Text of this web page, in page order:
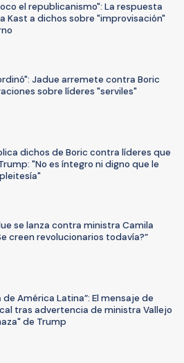
el republicanismo": La respuesta
Kast a dichos sobre "improvisación"
Jadue arremete contra Boric
sobre líderes "serviles"
dichos de Boric contra líderes que
"No es íntegro ni digno que le
se lanza contra ministra Camila
creen revolucionarios todavía?”
de América Latina”: El mensaje de
tras advertencia de ministra Vallejo
de Trump